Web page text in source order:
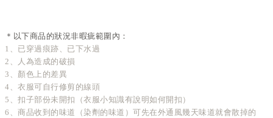
＊以下商品的狀況非暇疵範圍內：
1、已穿過痕跡、已下水過
2、人為造成的破損
3、顏色上的差異
4、衣服可自行修剪的線頭
5、扣子部份未開扣（衣服小知識有說明如何開扣）
6、商品收到的味道（染劑的味道）可先在外通風幾天味道就會散掉的